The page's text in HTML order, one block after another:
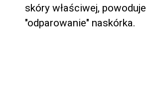
skóry właściwej, powoduje
"odparowanie" naskórka.